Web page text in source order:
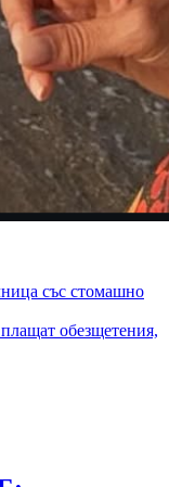
със стомашно
обезщетения,